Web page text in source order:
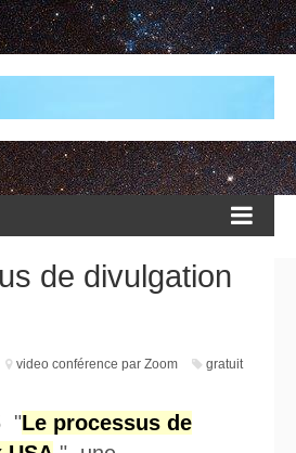
de divulgation
video conférence par Zoom
gratuit
"Le processus de